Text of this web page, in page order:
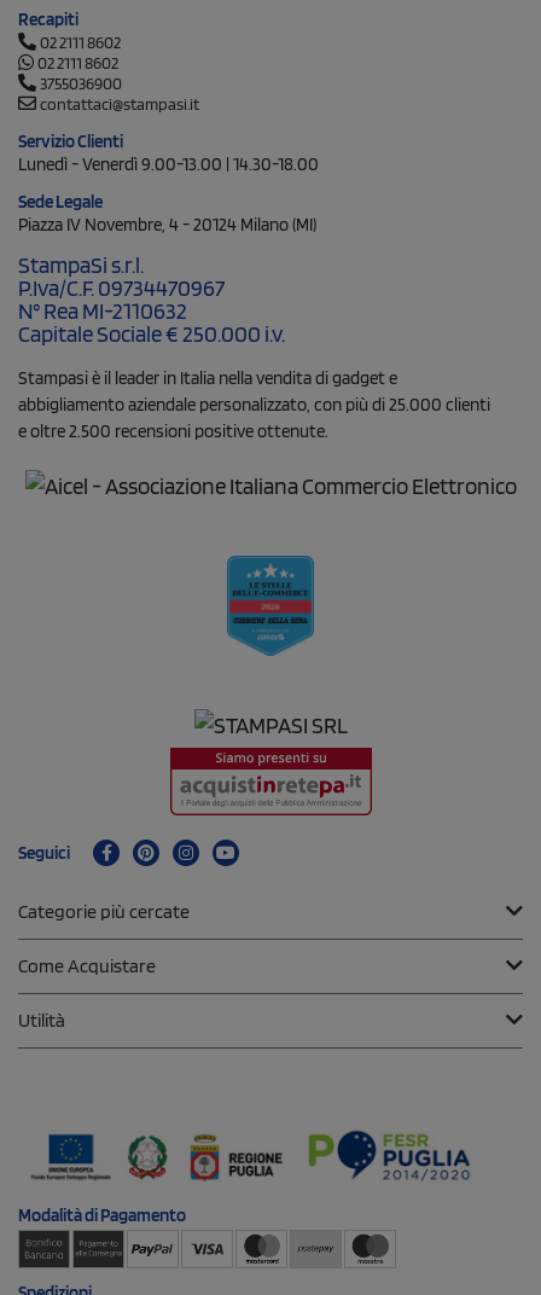
Recapiti
02 2111 8602
02 2111 8602
3755036900
contattaci@stampasi.it
Servizio Clienti
Lunedì - Venerdì 9.00-13.00 | 14.30-18.00
Sede Legale
Piazza IV Novembre, 4 - 20124 Milano (MI)
StampaSi s.r.l.
P.Iva/C.F. 09734470967
N° Rea MI-2110632
Capitale Sociale € 250.000 i.v.
Stampasi è il leader in Italia nella vendita di gadget e
abbigliamento aziendale personalizzato, con più di 25.000 clienti
e oltre 2.500 recensioni positive ottenute.
Seguici
Categorie più cercate
Come Acquistare
Utilità
Modalità diPagamento